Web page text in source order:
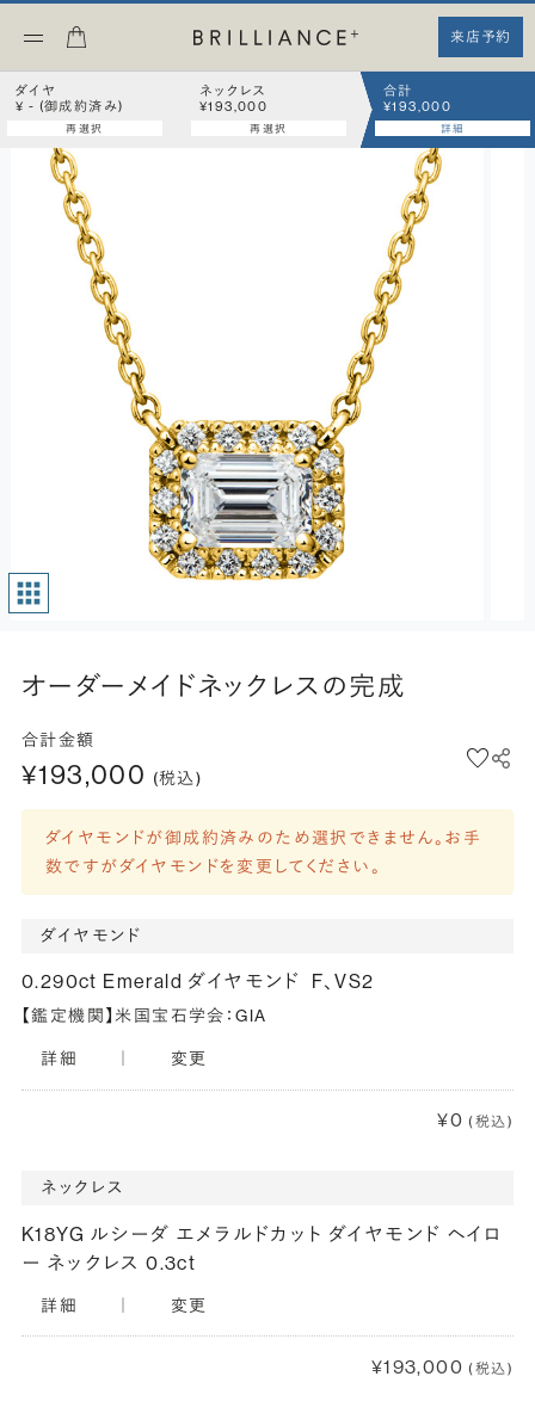
来店予約
ダイヤ
¥ - (御成約済み)
再選択
ネックレス
¥193,000
再選択
合計
¥193,000
詳細
オーダーメイドネックレスの完成
合計金額
¥193,000 (税込)
ダイヤモンドが御成約済みのため選択できません。お手
数ですがダイヤモンドを変更してください。
ダイヤモンド
0.290ct Emerald ダイヤモンド F、VS2
【鑑定機関】米国宝石学会：GIA
詳細 変更
¥0 (税込)
ネックレス
K18YG ルシーダ エメラルドカット ダイヤモンド ヘイロ
ー ネックレス 0.3ct
詳細 変更
¥193,000 (税込)